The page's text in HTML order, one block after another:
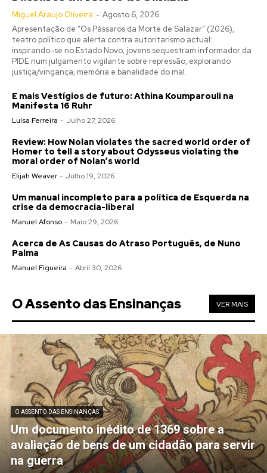
Miguel Araújo Oliveira - Agosto 6, 2026
Apresentação de “Os Pássaros da Morte de Salazar” (2026),
teatro político que alerta contra autoritarismo actual:
inspirando-se no Estado Novo, jovens sequestram informador da
PIDE num julgamento vigilante sobre repressão, explorando
justiça/vingança, memória e banalidade do mal.
E mais Vestígios de futuro: Athina Koumparouli na
Manifesta 16 Ruhr
Luísa Ferreira - Julho 27, 2026
Review: How Nolan violates the sacred world order of
Homer to tell a story about Odysseus violating the
moral order of Nolan’s world
Elijah Weaver - Julho 19, 2026
Um manual incompleto para a política de Esquerda na
crise da democracia-liberal
Manuel Afonso - Maio 29, 2026
Acerca de As Causas do Atraso Português, de Nuno
Palma
Manuel Figueira - Abril 30, 2026
O Assento das Ensinanças VER MAIS
O ASSENTO DAS ENSINANÇAS
Um documento inédito de 1369 sobre a
avaliação de bens de um cidadão para servir
na guerra